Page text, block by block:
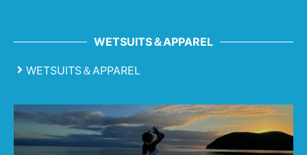
WETSUITS＆APPAREL
WETSUITS＆APPAREL